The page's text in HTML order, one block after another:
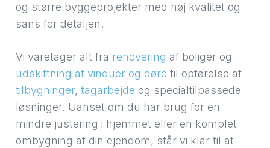
og større byggeprojekter med høj kvalitet og
sans for detaljen.
Vi varetager alt fra renovering af boliger og
udskiftning af vinduer og døre til opførelse af
tilbygninger, tagarbejde og specialtilpassede
løsninger. Uanset om du har brug for en
mindre justering i hjemmet eller en komplet
ombygning af din ejendom, står vi klar til at